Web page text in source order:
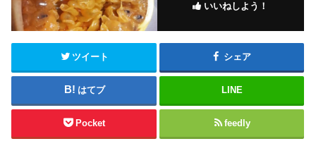
いいねしよう！
ツイート シェア
はてブ LINE
Pocket feedly